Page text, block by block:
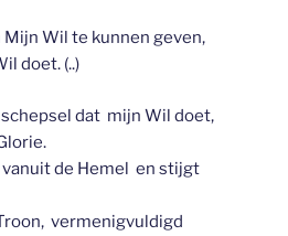
Mijn Wil te kunnen geven,
doet. (..)
dat mijn Wil doet,
vanuit de Hemel en stijgt
vermenigvuldigd